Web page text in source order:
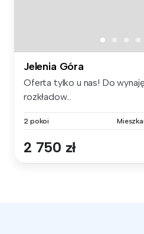
Jelenia Góra
Oferta tylko u nas! Do
rozkładow...
2 pokoi
2 750 zł